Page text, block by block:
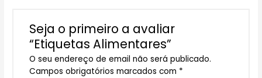
Seja o primeiro a avaliar
“Etiquetas Alimentares”
O seu endereço de email não será publicado.
Campos obrigatórios marcados com *